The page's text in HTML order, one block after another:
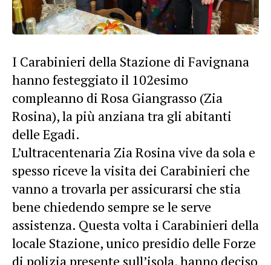
I Carabinieri della Stazione di Favignana
hanno festeggiato il 102esimo
compleanno di Rosa Giangrasso (Zia
Rosina), la più anziana tra gli abitanti
delle Egadi.
L’ultracentenaria Zia Rosina vive da sola e
spesso riceve la visita dei Carabinieri che
vanno a trovarla per assicurarsi che stia
bene chiedendo sempre se le serve
assistenza. Questa volta i Carabinieri della
locale Stazione, unico presidio delle Forze
di polizia presente sull’isola, hanno deciso